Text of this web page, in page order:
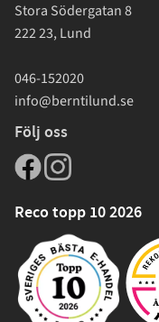
Stora Södergatan 8
222 23, Lund
046-152020
info@berntilund.se
Följ oss
Reco topp 10 2026